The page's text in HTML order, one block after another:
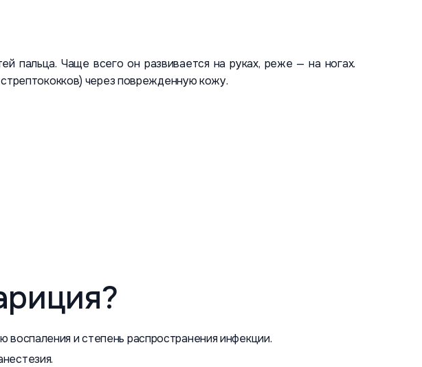
пальца. Чаще всего он развивается на руках, реже — на ногах.
через поврежденную кожу.
и степень распространения инфекции.